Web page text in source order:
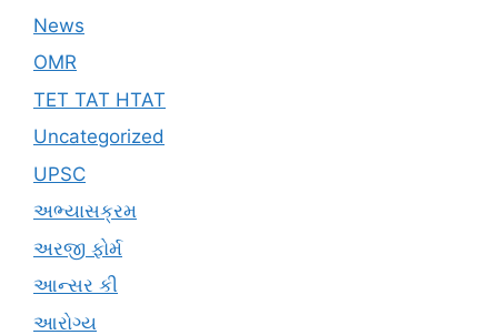
News
OMR
TET TAT HTAT
Uncategorized
UPSC
અભ્યાસક્રમ
અરજી ફોર્મ
આન્સર કી
આરોગ્ય